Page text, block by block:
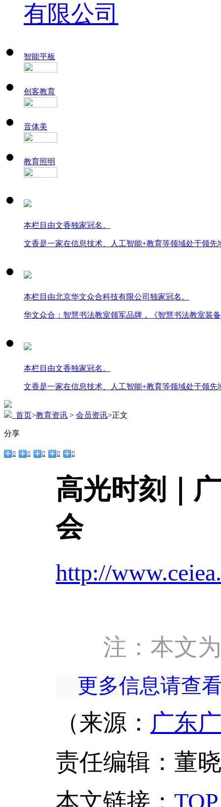
智能平板
创客教育
音体美
教育照明
本栏目由文香独家冠名。
文香是一家在信息技术、人工智能+教育等领域处于领
本栏目由北京华文众合科技有限公司独家冠名。
华文众合：智慧书法教室领军品牌，《智慧书法教室装
本栏目由文香独家冠名。
文香是一家在信息技术、人工智能+教育等领域处于领
首页>教育资讯 > 会员资讯>正文
分享
    
高光时刻｜
会
http://
注：本文
更多信息请查
（来源： 广东
责任编辑：董
本文链接 ：